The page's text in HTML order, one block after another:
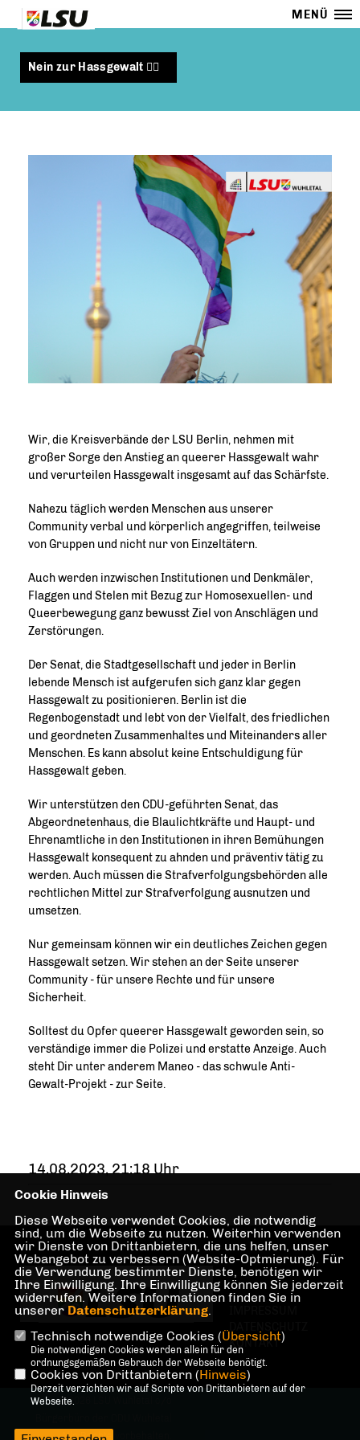
MENÜ
Nein zur Hassgewalt ✋🏻
Wir, die Kreisverbände der LSU Berlin, nehmen mit
großer Sorge den Anstieg an queerer Hassgewalt wahr
und verurteilen Hassgewalt insgesamt auf das Schärfste.
Nahezu täglich werden Menschen aus unserer
Community verbal und körperlich angegriffen, teilweise
von Gruppen und nicht nur von Einzeltätern.
Auch werden inzwischen Institutionen und Denkmäler,
Flaggen und Stelen mit Bezug zur Homosexuellen- und
Queerbewegung ganz bewusst Ziel von Anschlägen und
Zerstörungen.
Der Senat, die Stadtgesellschaft und jeder in Berlin
lebende Mensch ist aufgerufen sich ganz klar gegen
Hassgewalt zu positionieren. Berlin ist die
Regenbogenstadt und lebt von der Vielfalt, des friedlichen
und geordneten Zusammenhaltes und Miteinanders aller
Menschen. Es kann absolut keine Entschuldigung für
Hassgewalt geben.
Wir unterstützen den CDU-geführten Senat, das
Abgeordnetenhaus, die Blaulichtkräfte und Haupt- und
Ehrenamtliche in den Institutionen in ihren Bemühungen
Hassgewalt konsequent zu ahnden und präventiv tätig zu
werden. Auch müssen die Strafverfolgungsbehörden alle
rechtlichen Mittel zur Strafverfolgung ausnutzen und
umsetzen.
Nur gemeinsam können wir ein deutliches Zeichen gegen
Hassgewalt setzen. Wir stehen an der Seite unserer
Community - für unsere Rechte und für unsere
Sicherheit.
Solltest du Opfer queerer Hassgewalt geworden sein, so
verständige immer die Polizei und erstatte Anzeige. Auch
steht Dir unter anderem Maneo - das schwule Anti-
Gewalt-Projekt - zur Seite.
14.08.2023, 21:18 Uhr
KONTAKT
@2026 LSU Wuhletal c/o
Alle Rechte vorbehalten.
Cookie Hinweis
Diese Webseite verwendet Cookies, die notwendig
sind, um die Webseite zu nutzen. Weiterhin verwenden
wir Dienste von Drittanbietern, die uns helfen, unser
Webangebot zu verbessern (Website-Optmierung). Für
die Verwendung bestimmter Dienste, benötigen wir
Ihre Einwilligung. Ihre Einwilligung können Sie jederzeit
widerrufen. Weitere Informationen finden Sie in
unserer Datenschutzerklärung.
Technisch notwendige Cookies (Übersicht)
Die notwendigen Cookies werden allein für den
ordnungsgemäßen Gebrauch der Webseite benötigt.
Cookies von Drittanbietern (Hinweis)
Derzeit verzichten wir auf Scripte von Drittanbietern auf der
Webseite.